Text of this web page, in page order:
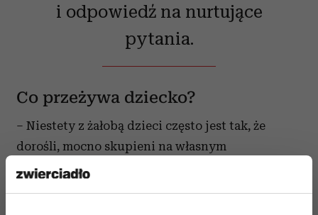
i odpowiedź na nurtujące
pytania.
Co przeżywa dziecko?
– Niestety z żałobą dzieci często jest tak, że
dorośli, mocno skupieni na własnym
przeżywaniu straty, niejednokrotnie zapominają